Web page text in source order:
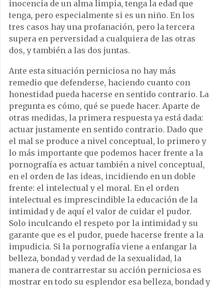
inocencia de un alma limpia, tenga la edad que
tenga, pero especialmente si es un niño. En los
tres casos hay una profanación, pero la tercera
supera en perversidad a cualquiera de las otras
dos, y también a las dos juntas.
Ante esta situación perniciosa no hay más
remedio que defenderse, haciendo cuanto con
honestidad pueda hacerse en sentido contrario. La
pregunta es cómo, qué se puede hacer. Aparte de
otras medidas, la primera respuesta ya está dada:
actuar justamente en sentido contrario. Dado que
el mal se produce a nivel conceptual, lo primero y
lo más importante que podemos hacer frente a la
pornografía es actuar también a nivel conceptual,
en el orden de las ideas, incidiendo en un doble
frente: el intelectual y el moral. En el orden
intelectual es imprescindible la educación de la
intimidad y de aquí el valor de cuidar el pudor.
Solo inculcando el respeto por la intimidad y su
garante que es el pudor, puede hacerse frente a la
impudicia. Si la pornografía viene a enfangar la
belleza, bondad y verdad de la sexualidad, la
manera de contrarrestar su acción perniciosa es
mostrar en todo su esplendor esa belleza, bondad y